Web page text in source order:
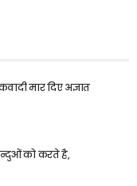
मार दिए अज्ञात
को करते है,